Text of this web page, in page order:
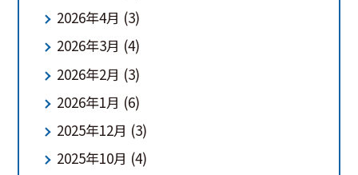
2026年4月 (3)
2026年3月 (4)
2026年2月 (3)
2026年1月 (6)
2025年12月 (3)
2025年10月 (4)